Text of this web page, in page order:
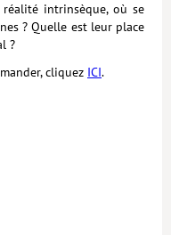
intrinsèque, où se
? Quelle est leur place
?
cliquez ICI.